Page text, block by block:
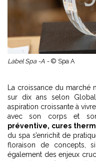
Label Spa -A - © Spa A
La croissance du
sur dix ans selon
aspiration croissante à
avec son corps et
préventive, cures
du spa s’enrichit de
floraison de concepts,
également des enjeux